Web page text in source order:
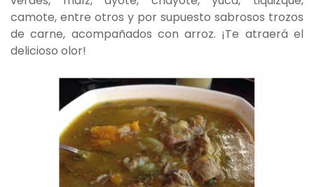
camote, entre otros y por supuesto sabrosos trozos
de carne, acompañados con arroz. ¡Te atraerá el
delicioso olor!